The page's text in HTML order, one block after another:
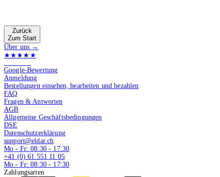
Zurück
Zum Start
Über uns →
★★★★★
Google-Bewertung
Anmeldung
Bestellungen einsehen, bearbeiten und bezahlen
FAQ
Fragen & Antworten
AGB
Allgemeine Geschäftsbedingungen
DSE
Datenschutzerklärung
support@eldar.ch
Mo - Fr: 08:30 - 17:30
+41 (0) 61 551 11 05
Mo - Fr: 08:30 - 17:30
Zahlungsarten